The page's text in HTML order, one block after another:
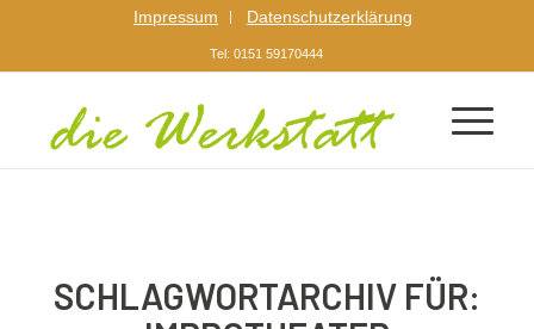
Impressum Datenschutzerklärung
Tel: 0151 59170444
SCHLAGWORTARCHIV FÜR: